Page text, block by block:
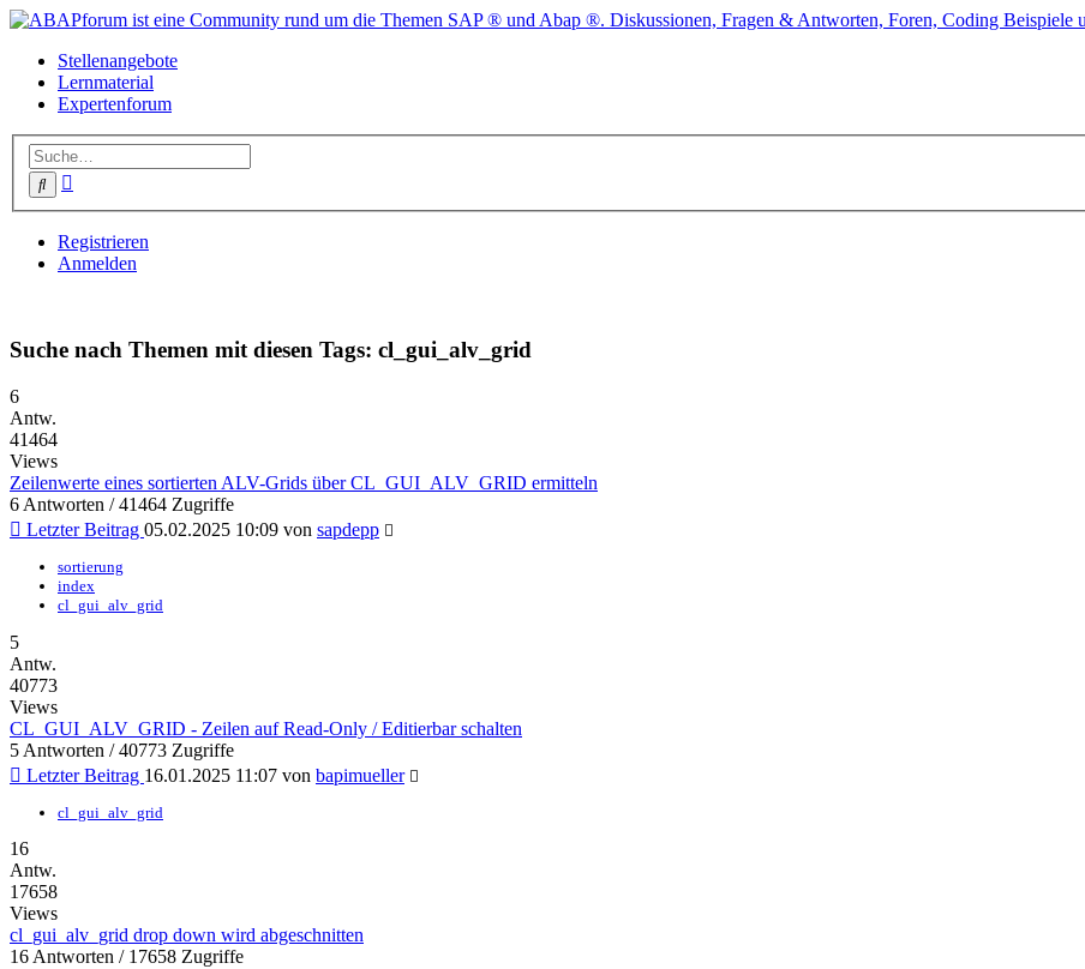
Stellenangebote
Lernmaterial
Expertenforum
Suche
Registrieren
Anmelden
Suche nach Themen mit diesen Tags: cl_gui_alv_grid
6
Antw.
41464
Views
Zeilenwerte eines sortierten ALV-Grids über CL_GUI_ALV_GRID ermitteln
6 Antworten / 41464 Zugriffe
Letzter Beitrag 05.02.2025 10:09 von sapdepp
sortierung
index
cl_gui_alv_grid
5
Antw.
40773
Views
CL_GUI_ALV_GRID - Zeilen auf Read-Only / Editierbar schalten
5 Antworten / 40773 Zugriffe
Letzter Beitrag 16.01.2025 11:07 von bapimueller
cl_gui_alv_grid
16
Antw.
17658
Views
cl_gui_alv_grid drop down wird abgeschnitten
16 Antworten / 17658 Zugriffe